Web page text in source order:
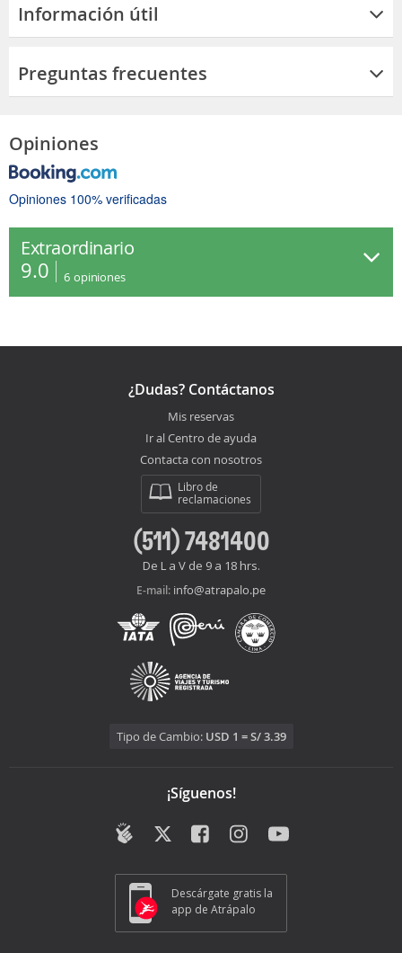
Información útil
Preguntas frecuentes
Opiniones
Opiniones 100% verificadas
Extraordinario
9.0 6 opiniones
¿Dudas? Contáctanos
Mis reservas
Ir al Centro de ayuda
Contacta con nosotros
Libro de
reclamaciones
(511) 7481400
De L a V de 9 a 18 hrs.
E-mail: info@atrapalo.pe
Tipo de Cambio: USD 1 = S/ 3.39
¡Síguenos!
Descárgate gratis la
app de Atrápalo